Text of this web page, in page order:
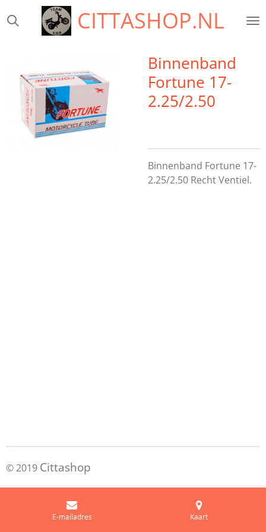
direct
CITTASHOP.NL
Binnenband
Fortune 17-
2.25/2.50
Binnenband Fortune 17-
2.25/2.50 Recht Ventiel.
© 2019 Cittashop
E-mailadres Kaart